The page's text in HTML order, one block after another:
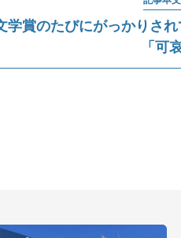
学賞のたびにがっかりさ
「可